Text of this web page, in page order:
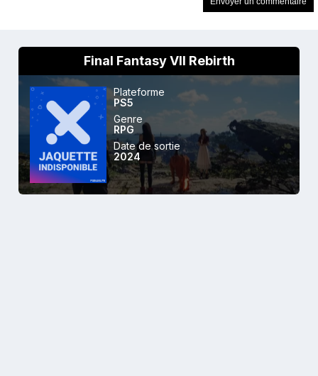
Final Fantasy VII Rebirth
Plateforme
PS5
Genre
RPG
Date de sortie
2024